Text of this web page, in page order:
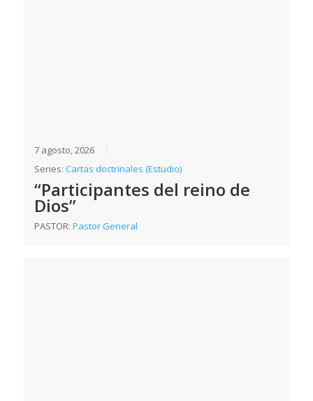
7 agosto, 2026
Series:Cartas doctrinales (Estudio)
“Participantes del reino de
Dios”
PASTOR:Pastor General